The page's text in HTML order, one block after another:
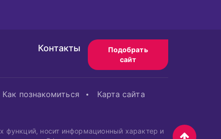
Контакты
Подобрать
сайт
Как познакомиться
Карта сайта
функций, носит информационный характер и